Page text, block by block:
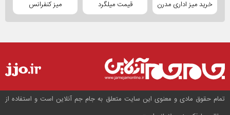
خرید میز اداری مدرن قیمت میلگرد میز کنفرانس
تمام حقوق مادی و معنوی این سایت متعلق به جام جم آنلاین است و استفاده از